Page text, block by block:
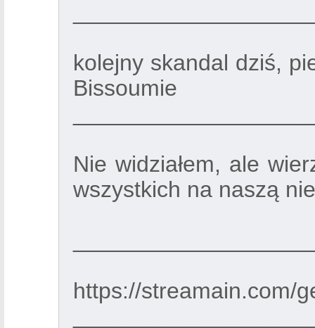
kolejny skandal dziś,
Bissoumie
Nie widziałem, ale
wszystkich na naszą
https://streamain.com/